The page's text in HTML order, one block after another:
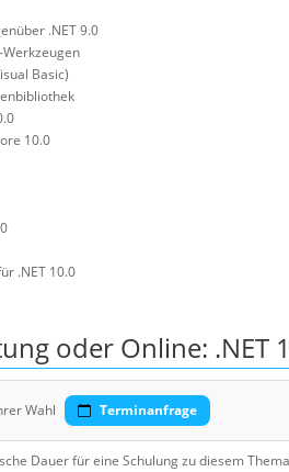
.NET 9.0
Werkzeugen
Basic)
10.0
.NET 10.0
oder Online: .NET
Wahl Terminanfrage
Dauer für eine Schulung zu diesem